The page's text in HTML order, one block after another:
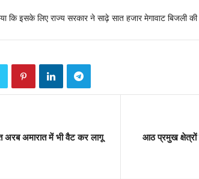
कि इसके लिए राज्य सरकार ने साढ़े सात हजार मेगावाट बिजली
अमारात में भी वैट कर लागू
आठ प्रमुख